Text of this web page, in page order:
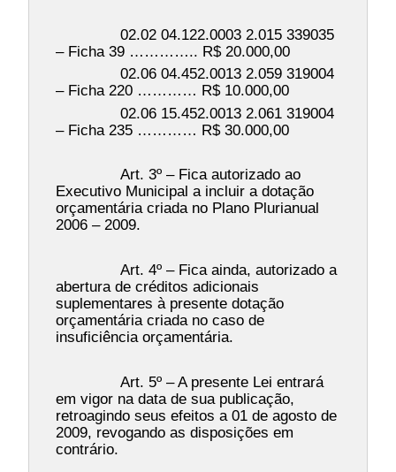
02.02 04.122.0003 2.015 339035
– Ficha 39 ………….. R$ 20.000,00
02.06 04.452.0013 2.059 319004
– Ficha 220 ………… R$ 10.000,00
02.06 15.452.0013 2.061 319004
– Ficha 235 ………… R$ 30.000,00
Art. 3º – Fica autorizado ao
Executivo Municipal a incluir a dotação
orçamentária criada no Plano Plurianual
2006 – 2009.
Art. 4º – Fica ainda, autorizado a
abertura de créditos adicionais
suplementares à presente dotação
orçamentária criada no caso de
insuficiência orçamentária.
Art. 5º – A presente Lei entrará
em vigor na data de sua publicação,
retroagindo seus efeitos a 01 de agosto de
2009, revogando as disposições em
contrário.